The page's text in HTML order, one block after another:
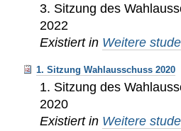
3. Sitzung des
2022
Existiert in Weitere
1. Sitzung Wahlausschuss 2020
1. Sitzung des
2020
Existiert in Weitere